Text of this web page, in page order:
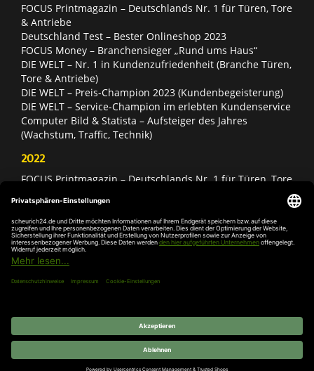
FOCUS Printmagazin – Deutschlands Nr. 1 für Türen, Tore
& Antriebe
Deutschland Test – Bester Onlineshop 2023
FOCUS Money – Branchensieger „Rund ums Haus“
DIE WELT – Nr. 1 in Kundenzufriedenheit (Branche Türen,
Tore & Antriebe)
DIE WELT – Preis-Champion 2023 (Kundenbegeisterung)
DIE WELT – Service-Champion im erlebten Kundenservice
Computer Bild & Statista – Aufsteiger des Jahres
(Wachstum, Traffic, Technik)
2022
FOCUS Printmagazin – Deutschlands Nr. 1 für Türen, Tore
Deutschland Test – Bester Onlineshop 2022
FOCUS Money – Branchensieger „Rund ums Haus“
DIE WELT – Service-Champion im erlebten Kundenservice
DIE WELT – Branchengewinner Gold-Rang (Türen, Tore &
Antriebe)
© 2026 SCHEURICH GmbH